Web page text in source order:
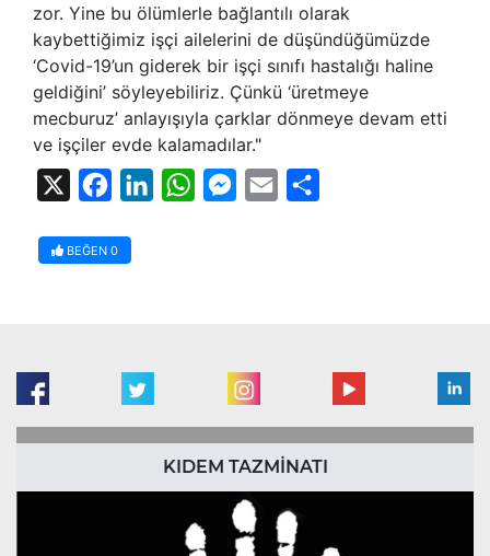
zor. Yine bu ölümlerle bağlantılı olarak
kaybettiğimiz işçi ailelerini de düşündüğümüzde
‘Covid-19’un giderek bir işçi sınıfı hastalığı haline
geldiğini’ söyleyebiliriz. Çünkü ‘üretmeye
mecburuz’ anlayışıyla çarklar dönmeye devam etti
ve işçiler evde kalamadılar."
FacebookLinkedInWhatsAppMessenger
Email
BEĞEN 0
KIDEM TAZMİNATI